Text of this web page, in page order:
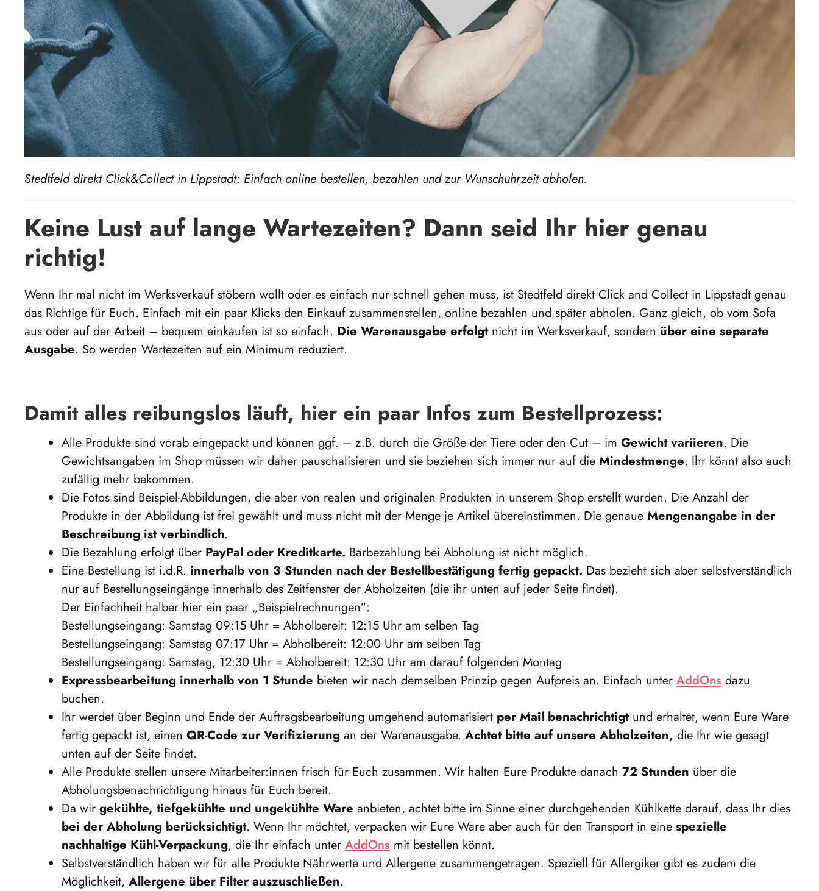
Stedtfeld direkt Click&Collect in Lippstadt: Einfach online bestellen, bezahlen und zur Wunschuhrzeit abholen.
Keine Lust auf lange Wartezeiten? Dann seid Ihr hier genau
richtig!
Wenn Ihr mal nicht im Werksverkauf stöbern wollt oder es einfach nur schnell gehen muss, ist Stedtfeld direkt Click and Collect in Lippstadt genau
das Richtige für Euch. Einfach mit ein paar Klicks den Einkauf zusammenstellen, online bezahlen und später abholen. Ganz gleich, ob vom Sofa
aus oder auf der Arbeit – bequem einkaufen ist so einfach. Die Warenausgabe erfolgtnicht im Werksverkauf, sondern über eine separate
Ausgabe. So werden Wartezeiten auf ein Minimum reduziert.
Damit alles reibungslos läuft, hier ein paar Infos zum Bestellprozess:
Alle Produkte sind vorab eingepackt und können ggf. – z.B. durch die Größe der Tiere oder den Cut – im Gewicht variieren. Die
Gewichtsangaben im Shop müssen wir daher pauschalisieren und sie beziehen sich immer nur auf die Mindestmenge. Ihr könnt also auch
zufällig mehr bekommen.
Die Fotos sind Beispiel-Abbildungen, die aber von realen und originalen Produkten in unserem Shop erstellt wurden. Die Anzahl der
Produkte in der Abbildung ist frei gewählt und muss nicht mit der Menge je Artikel übereinstimmen. Die genaue Mengenangabe in der
Beschreibung ist verbindlich.
Die Bezahlung erfolgt über PayPal oder Kreditkarte. Barbezahlung bei Abholung ist nicht möglich.
Eine Bestellung ist i.d.R. innerhalb von 3 Stunden nach der Bestellbestätigung fertig gepackt. Das bezieht sich aber selbstverständlich
nur auf Bestellungseingänge innerhalb des Zeitfenster der Abholzeiten (die ihr unten auf jeder Seite findet).
Der Einfachheit halber hier ein paar „Beispielrechnungen“:
Bestellungseingang: Samstag 09:15 Uhr = Abholbereit: 12:15 Uhr am selben Tag
Bestellungseingang: Samstag 07:17 Uhr = Abholbereit: 12:00 Uhr am selben Tag
Bestellungseingang: Samstag, 12:30 Uhr = Abholbereit: 12:30 Uhr am darauf folgenden Montag
Expressbearbeitung innerhalb von 1 Stunde bieten wir nach demselben Prinzip gegen Aufpreis an. Einfach unter AddOns dazu
buchen.
Ihr werdet über Beginn und Ende der Auftragsbearbeitung umgehend automatisiert per Mail benachrichtigtund erhaltet, wenn Eure Ware
fertig gepackt ist, einen QR-Code zur Verifizierungan der Warenausgabe. Achtet bitte auf unsere Abholzeiten, die Ihr wie gesagt
unten auf der Seite findet.
Alle Produkte stellen unsere Mitarbeiter:innen frisch für Euch zusammen. Wir halten Eure Produkte danach 72 Stunden über die
Abholungsbenachrichtigung hinaus für Euch bereit.
Da wir gekühlte, tiefgekühlte und ungekühlte Ware anbieten, achtet bitte im Sinne einer durchgehenden Kühlkette darauf, dass Ihr dies
bei der Abholung berücksichtigt. Wenn Ihr möchtet, verpacken wir Eure Ware aber auch für den Transport in eine spezielle
nachhaltige Kühl-Verpackung, die Ihr einfach unter AddOns mit bestellen könnt.
Selbstverständlich haben wir für alle Produkte Nährwerte und Allergene zusammengetragen. Speziell für Allergiker gibt es zudem die
Möglichkeit, Allergene über Filter auszuschließen.